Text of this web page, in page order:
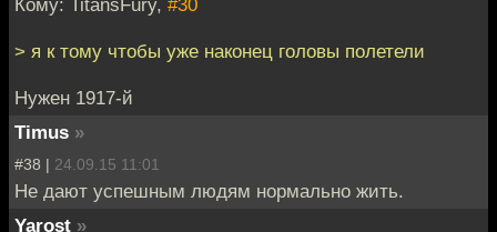
Кому: TitansFury, #30
> я к тому чтобы уже наконец головы полетели
Нужен 1917-й
Timus »
#38 | 24.09.15 11:01
Не дают успешным людям нормально жить.
Yarost »